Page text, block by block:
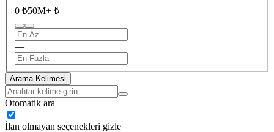
0 ₺50M+ ₺
—
Arama Kelimesi
Otomatik ara
İlan olmayan seçenekleri gizle